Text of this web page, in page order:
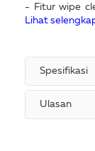
- Fitur wipe
Lihat
Spesifikasi
Ulasan